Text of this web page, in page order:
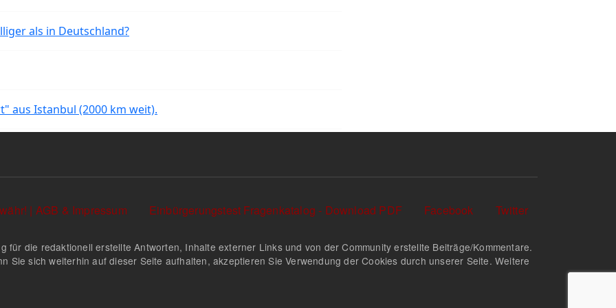
als in Deutschland?
aus Istanbul (2000 km weit).
| AGB & Impressum Einbürgerungstest Fragenkatalog - Download PDF Facebook Twitter
für die redaktionell erstellte Antworten, Inhalte externer Links und von der Community erstellte Beiträge/Kommentare.
Sie sich weiterhin auf dieser Seite aufhalten, akzeptieren Sie Verwendung der Cookies durch unserer Seite. Weitere